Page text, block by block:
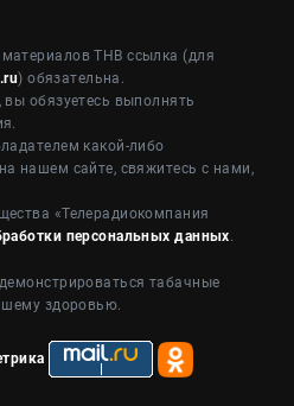
ТНВ ссылка (для
) обязательна.
обязуетесь выполнять
какой-либо
нашем сайте, свяжитесь с нами,
«Телерадиокомпания
персональных данных.
табачные
здоровью.